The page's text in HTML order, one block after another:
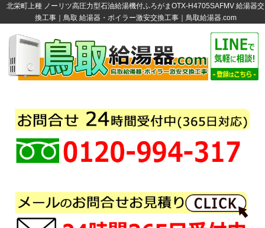
北栄町上種 ノーリツ高圧力型石油給湯機付ふろがまOTX-H4705SAFMV 給湯器交
換工事｜鳥取 給湯器・ボイラー激安交換工事｜鳥取給湯器.com